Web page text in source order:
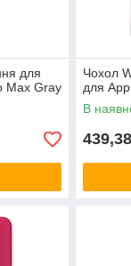
для
Max Gray
Чохол
для
В
439,38